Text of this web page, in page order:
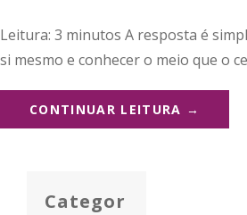
Leitura: 3 minutos A resposta é
si mesmo e conhecer o meio que o
CONTINUAR LEITURA →
Categor